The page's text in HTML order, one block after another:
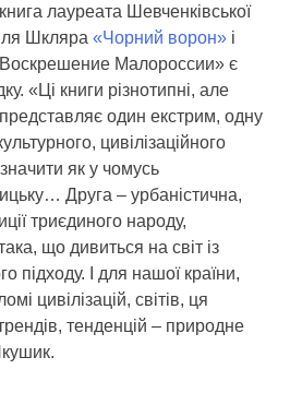
лауреата Шевченківської
Шкляра «Чорний ворон» і
Малороссии» є
«Ці книги різнотипні, але
один екстрим, одну
цивілізаційного
як у чомусь
Друга – урбаністична,
триєдиного народу,
що дивиться на світ із
підходу. І для нашої країни,
цивілізацій, світів, ця
тенденцій – природне